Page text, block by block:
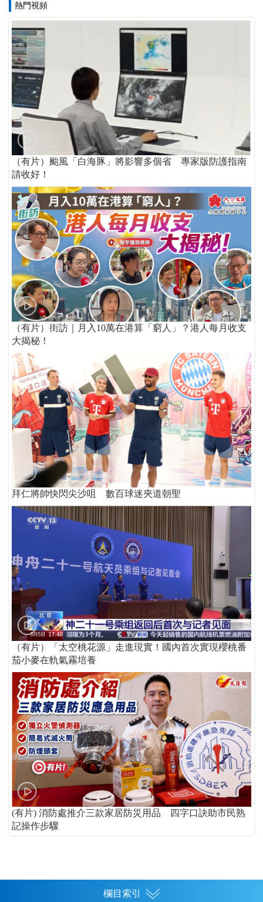
熱門視頻
（有片）颱風「白海豚」將影響多個省 專家版防護指南
請收好！
（有片）街訪｜月入10萬在港算「窮人」？港人每月收支
大揭秘！
拜仁將帥快閃尖沙咀 數百球迷夾道朝聖
（有片）「太空桃花源」走進現實！國內首次實現櫻桃番
茄小麥在軌氣霧培養
(有片) 消防處推介三款家居防災用品 四字口訣助市民熟
記操作步驟
欄目索引